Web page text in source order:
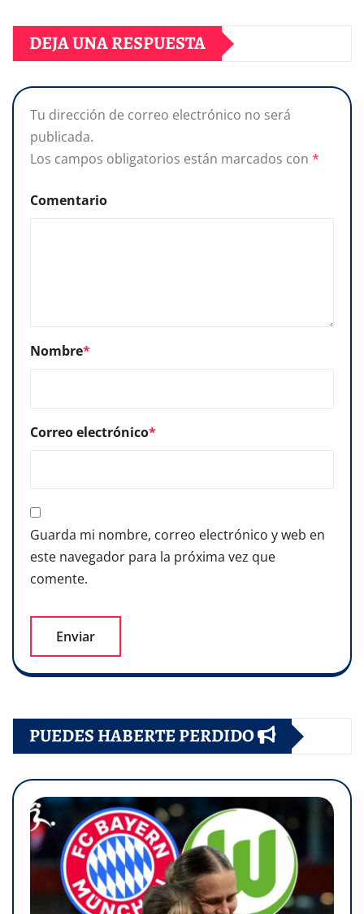
DEJA UNA RESPUESTA
Tu dirección de correo electrónico no será
publicada.
Los campos obligatorios están marcados con *
Comentario
Nombre*
Correo electrónico*
Guarda mi nombre, correo electrónico y web en
este navegador para la próxima vez que
comente.
PUEDES HABERTE PERDIDO